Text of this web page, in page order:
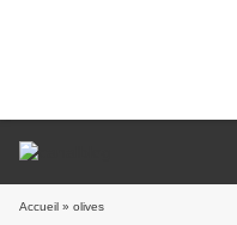
Accueil » olives